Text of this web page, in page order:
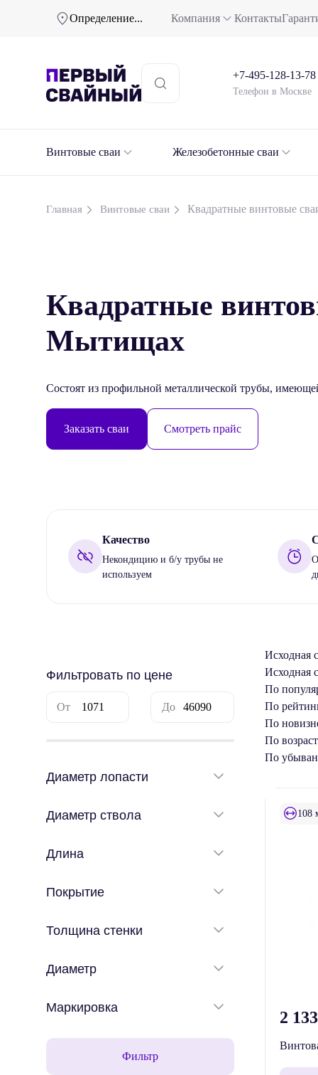
Определение... Компания Контакты
+7-495-128-13-78
Телефон в Москве
Винтовые сваи Железобетонные сваи
Главная Винтовые сваи Квадратные винтовые
Квадратные
Мытищах
Cостоят из профильной металлической трубы,
Заказать сваи Смотреть прайс
Качество
Некондицию и б/у трубы не
используем
Фильтровать по цене
Диаметр лопасти
Диаметр ствола
Длина
Покрытие
Толщина стенки
Диаметр
Маркировка
Фильтр
Исходная
Исходная
По
По
По
По
По
108
2 133